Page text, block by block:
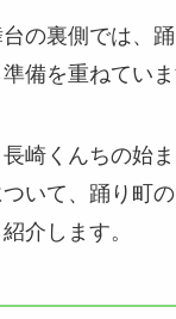
の裏側では、
備を重ねていま
崎くんちの始
ついて、踊り町
介します。